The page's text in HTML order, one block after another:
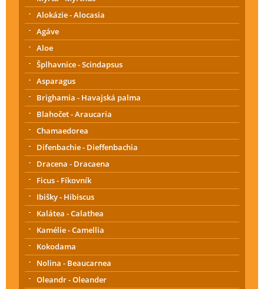
Alokázie - Alocasia
Agáve
Aloe
Šplhavnice - Scindapsus
Asparagus
Brighamia - Havajská palma
Blahočet - Araucaria
Chamaedorea
Difenbachie - Dieffenbachia
Dracena - Dracaena
Ficus - Fíkovník
Ibišky - Hibiscus
Kalátea - Calathea
Kamélie - Camellia
Kokodama
Nolina - Beaucarnea
Oleandr - Oleander